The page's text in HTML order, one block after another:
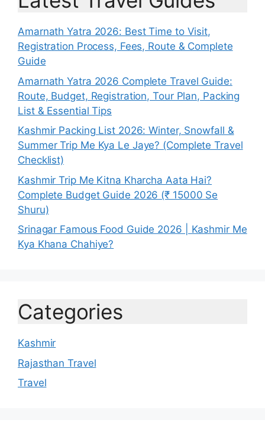
Amarnath Yatra 2026: Best Time to Visit,
Registration Process, Fees, Route & Complete
Guide
Amarnath Yatra 2026 Complete Travel Guide:
Route, Budget, Registration, Tour Plan, Packing
List & Essential Tips
Kashmir Packing List 2026: Winter, Snowfall &
Summer Trip Me Kya Le Jaye? (Complete Travel
Checklist)
Kashmir Trip Me Kitna Kharcha Aata Hai?
Complete Budget Guide 2026 (₹ 15000 Se
Shuru)
Srinagar Famous Food Guide 2026 | Kashmir Me
Kya Khana Chahiye?
Categories
Kashmir
Rajasthan Travel
Travel